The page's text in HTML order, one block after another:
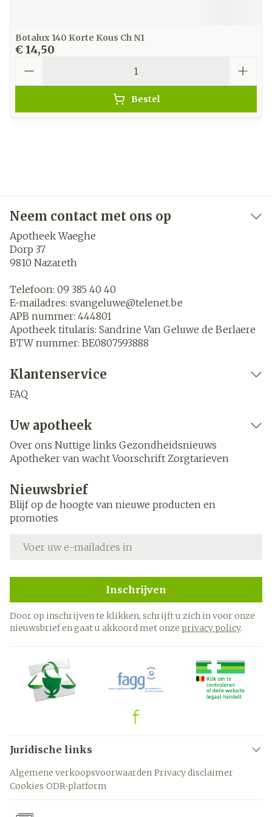
Botalux 140 Korte Kous Ch N1
€ 14,50
Bestel
Neem contact met ons op
Apotheek Waeghe
Dorp 37
9810 Nazareth
Telefoon: 09 385 40 40
E-mailadres: svangeluwe@telenet.be
APB nummer: 444801
Apotheek titularis: Sandrine Van Geluwe de Berlaere
BTW nummer: BE0807593888
Klantenservice
FAQ
Uw apotheek
Over ons Nuttige links Gezondheidsnieuws
Apotheker van wacht Voorschrift Zorgtarieven
Nieuwsbrief
Blijf op de hoogte van nieuwe producten en
promoties
Inschrijven
Door op inschrijven te klikken, schrijft u zich in voor onze
nieuwsbrief en gaat u akkoord met onze privacy policy.
Juridische links
Algemene verkoopsvoorwaarden Privacy disclaimer
Cookies ODR-platform